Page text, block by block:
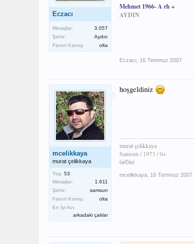
Eczacı
Mesajlar:
3.057
Şehir:
Aydın
Favori Kamış:
olta
Mehmet 1966- A rh +
AYDIN
Eczacı 16 Temmuz 2007
mcelikkaya
murat çelikkaya
Yaş: 53
Mesajlar:
1.611
Şehir:
samsun
Favori Kamış:
olta
En İyi Avı:
arkadaki çalılar
hoşgeldiniz
murat çelikkaya
Samsun / 1973 / 0+
(o\!/o)
mcelikkaya 16 Temmuz 2007